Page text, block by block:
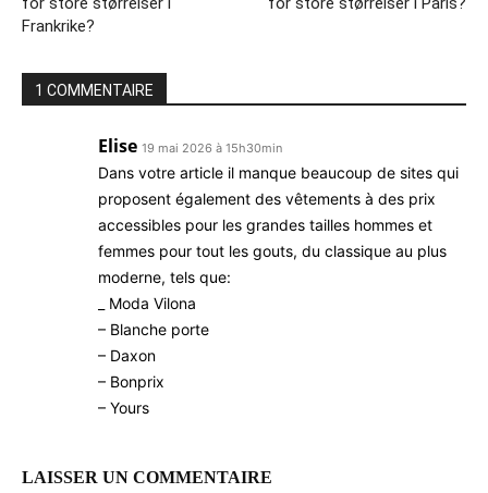
Frankrike?
1 COMMENTAIRE
Elise 19 mai 2026 à 15h30min
Dans votre article il manque beaucoup de sites qui
proposent également des vêtements à des prix
accessibles pour les grandes tailles hommes et
femmes pour tout les gouts, du classique au plus
moderne, tels que:
_ Moda Vilona
– Blanche porte
– Daxon
– Bonprix
– Yours
LAISSER UN COMMENTAIRE